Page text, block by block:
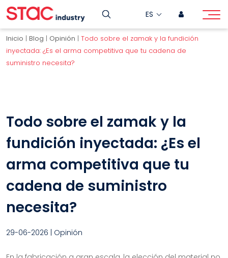
ES
Inicio | Blog | Opinión | Todo sobre el zamak y la fundición
inyectada: ¿Es el arma competitiva que tu cadena de
suministro necesita?
Todo sobre el zamak y la
fundición inyectada: ¿Es el
arma competitiva que tu
cadena de suministro
necesita?
29-06-2026 | Opinión